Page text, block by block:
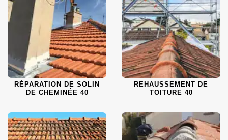
RÉPARATION DE SOLIN
DE CHEMINÉE 40
REHAUSSEMENT DE
TOITURE 40